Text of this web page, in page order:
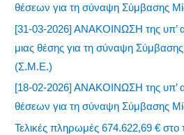
θέσεων για τη σύναψη Σύμβασης
[31-03-2026] ΑΝΑΚΟΙΝΩΣΗ της υπ’
μιας θέσης για τη σύναψη
(Σ.Μ.Ε.)
[18-02-2026] ΑΝΑΚΟΙΝΩΣΗ της υπ’
θέσεων για τη σύναψη Σύμβασης
Τελικές πληρωμές 674.622,69 €